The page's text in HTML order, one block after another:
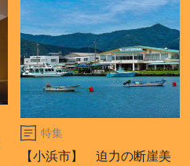
特集
【小浜市】 迫力の断崖美